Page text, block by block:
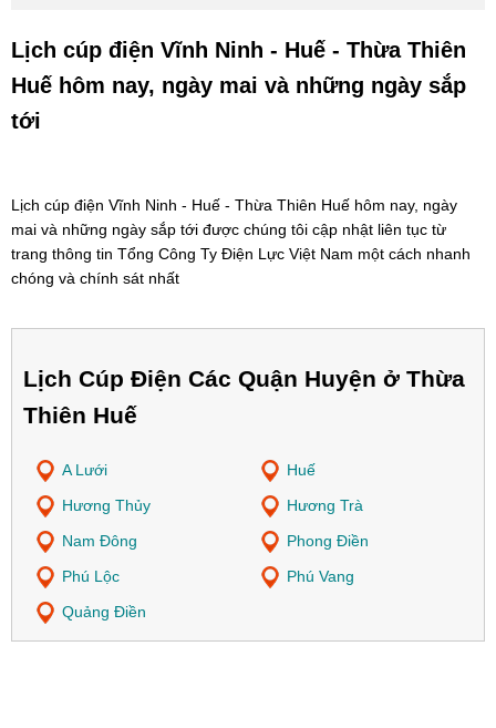
Lịch cúp điện Vĩnh Ninh - Huế - Thừa Thiên
Huế hôm nay, ngày mai và những ngày sắp
tới
Lịch cúp điện Vĩnh Ninh - Huế - Thừa Thiên Huế hôm nay, ngày
mai và những ngày sắp tới được chúng tôi cập nhật liên tục từ
trang thông tin Tổng Công Ty Điện Lực Việt Nam một cách nhanh
chóng và chính sát nhất
Lịch Cúp Điện Các Quận Huyện ở Thừa
Thiên Huế
A Lưới
Huế
Hương Thủy
Hương Trà
Nam Đông
Phong Điền
Phú Lộc
Phú Vang
Quảng Điền